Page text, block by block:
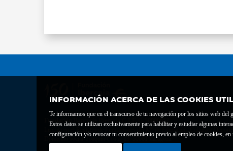
INFORMACIÓN ACERCA DE LAS COOKIES
Te informamos que en el transcurso de tu navegación por los sitios web
Estos datos se utilizan exclusivamente para habilitar y estudiar algunas
configuración y/o revocar tu consentimiento previo al empleo de cookies,
Fundación Bancaria Ibercaja C.I.F. G-50000652.
Inscrita en el Registro de Fundaciones del Mº de Educación, Cultura y Deporte
Domicilio social: Joaquín Costa, 13. 50001 Zaragoza.